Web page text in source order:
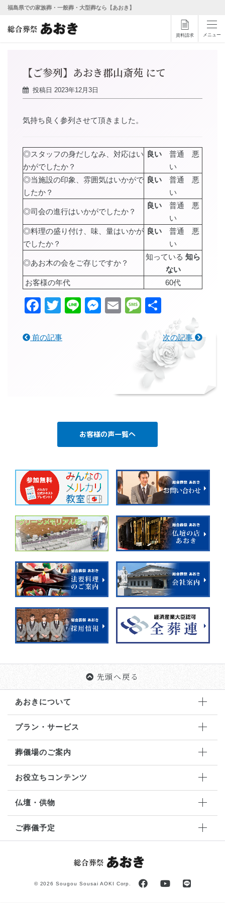
福島県での家族葬・一般葬・大型葬なら【あおき】
資料請求 メニュー
【ご参列】あおき郡山斎苑 にて
投稿日 2023年12月3日
気持ち良く参列させて頂きました。
◎スタッフの身だしなみ、対応はい
かがでしたか？
良い 普通 悪
い
◎当施設の印象、雰囲気はいかがで
したか？
良い 普通 悪
い
◎司会の進行はいかがでしたか？
良い 普通 悪
い
◎料理の盛り付け、味、量はいかが
でしたか？
良い 普通 悪
い
◎あお木の会をご存じですか？
知っている 知ら
ない
お客様の年代
60代
Facebook
Twitter
LineMessenger
EmailMessage
有
前の記事 次の記事
お客様の声一覧へ
先頭へ戻る
あおきについて
プラン・サービス
葬儀場のご案内
お役立ちコンテンツ
仏壇・供物
ご葬儀予定
© 2026 Sougou Sousai AOKI Corp.